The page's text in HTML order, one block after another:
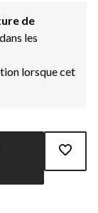
de
les
lorsque cet